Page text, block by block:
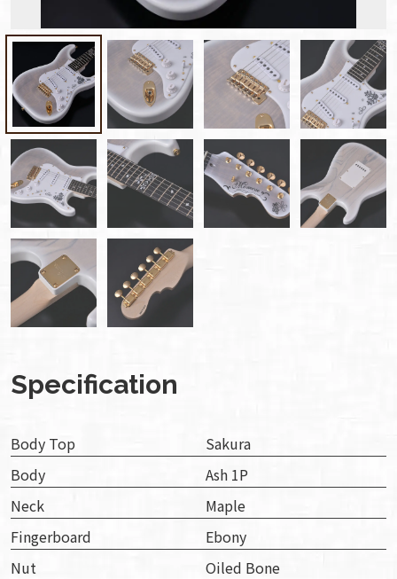
Specification
Body Top
Sakura
Body
Ash 1P
Neck
Maple
Fingerboard
Ebony
Nut
Oiled Bone